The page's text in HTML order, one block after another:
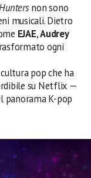
non sono
musicali. Dietro
EJAE,Audrey
ogni
pop che ha
su Netflix —
K-pop